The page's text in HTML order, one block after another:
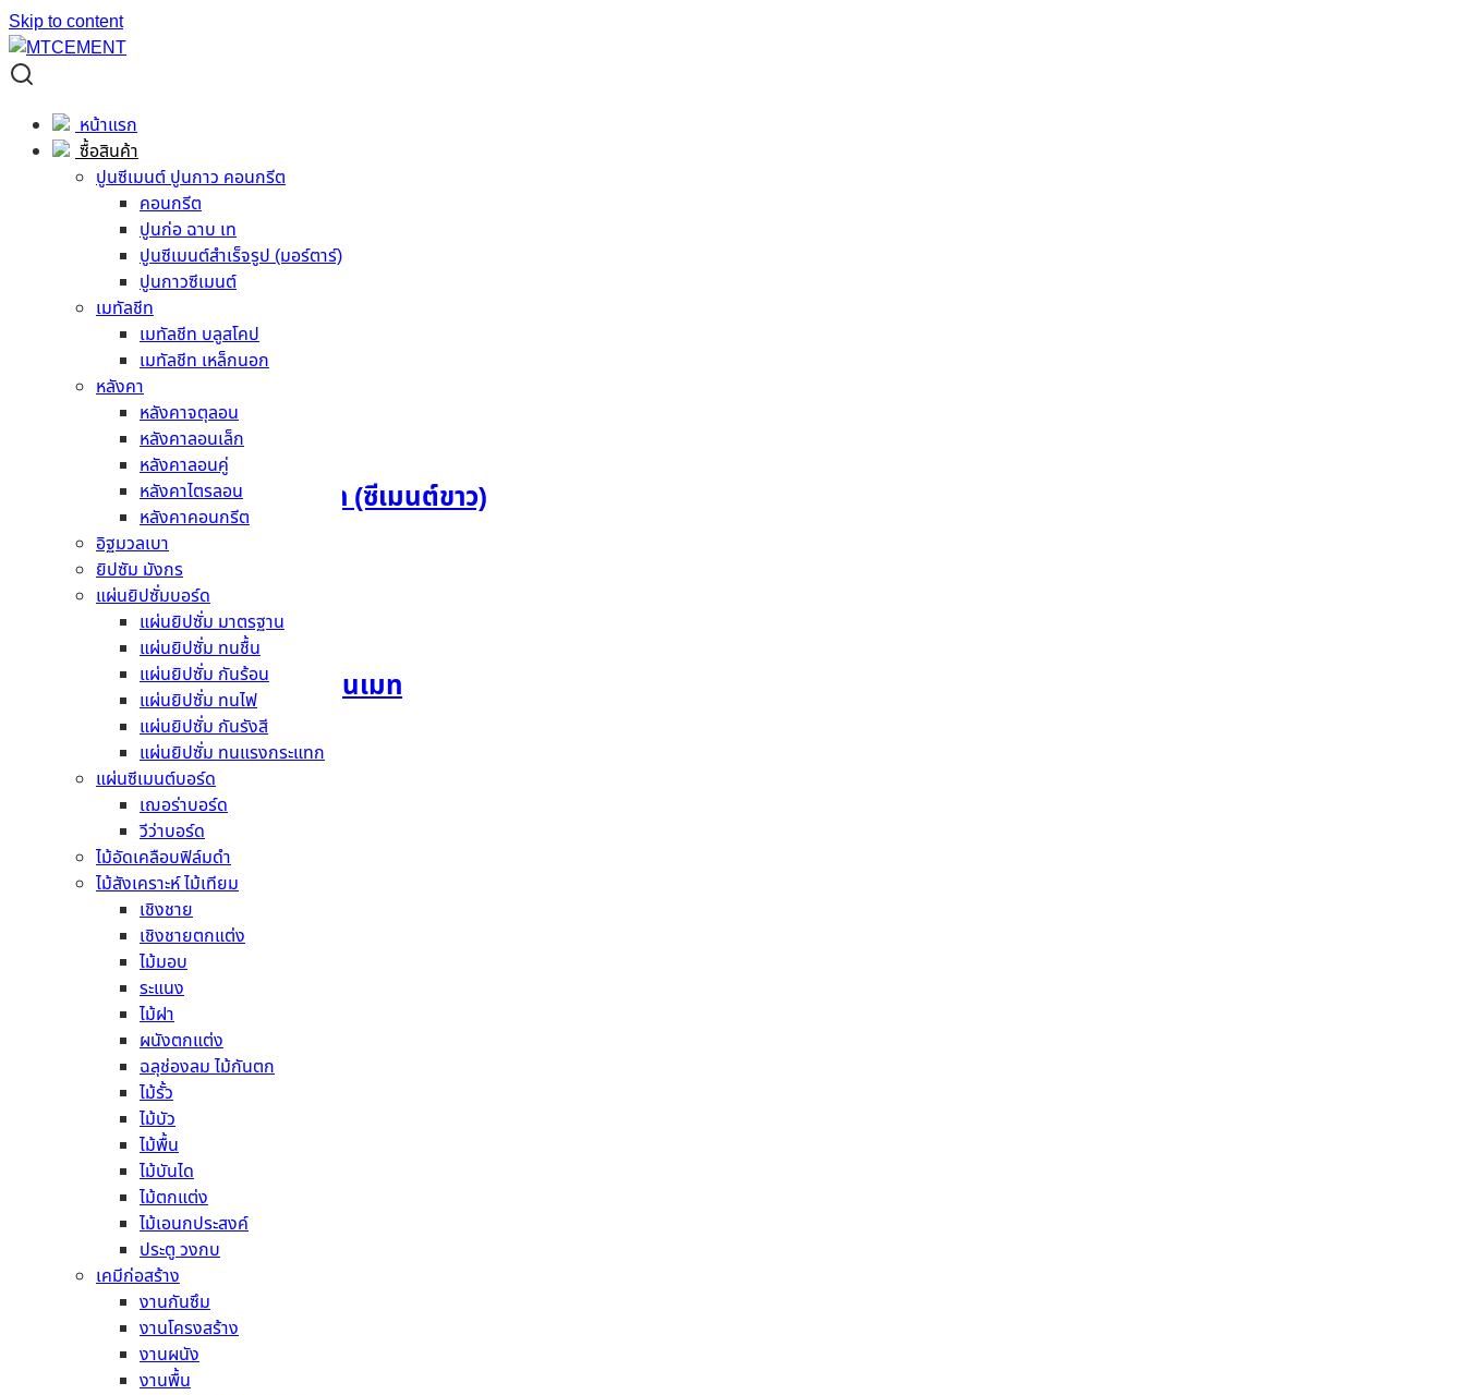
Skip to content
หน้าแรก
ซื้อสินค้า
ปูนซีเมนต์ ปูนกาว คอนกรีต
คอนกรีต
ปูนก่อ ฉาบ เท
ปูนซีเมนต์สำเร็จรูป (มอร์ตาร์)
ปูนกาวซีเมนต์
เมทัลชีท
เมทัลชีท บลูสโคป
เมทัลชีท เหล็กนอก
หลังคา
หลังคาจตุลอน
หลังคาลอนเล็ก
หลังคาลอนคู่
หลังคาไตรลอน
หลังคาคอนกรีต
อิฐมวลเบา
ยิปซัม มังกร
แผ่นยิปซั่มบอร์ด
แผ่นยิปซั่ม มาตรฐาน
แผ่นยิปซั่ม ทนชื้น
แผ่นยิปซั่ม กันร้อน
แผ่นยิปซั่ม ทนไฟ
แผ่นยิปซั่ม กันรังสี
แผ่นยิปซั่ม ทนแรงกระแทก
แผ่นซีเมนต์บอร์ด
เฌอร่าบอร์ด
วีว่าบอร์ด
ไม้อัดเคลือบฟิล์มดำ
ไม้สังเคราะห์ ไม้เทียม
เชิงชาย
เชิงชายตกแต่ง
ไม้มอบ
ระแนง
ไม้ฝา
ผนังตกแต่ง
ฉลุช่องลม ไม้กันตก
ไม้รั้ว
ไม้บัว
ไม้พื้น
ไม้บันได
ไม้ตกแต่ง
ไม้เอนกประสงค์
ประตู วงกบ
เคมีก่อสร้าง
งานกันซึม
งานโครงสร้าง
งานผนัง
งานพื้น
Shop
Shop
Showing 25–36 of 382 results
กาวซีเมนต์ จระเข้ฟ้า
กาวซีเมนต์ จระเข้สโตนเมท (ซีเมนต์ขาว)
อ่านเพิ่ม
กาวซีเมนต์ จระเข้เกรย์สโตนเมท
กาวซีเมนต์ จระเข้เขียว
กาวซีเมนต์ จระเข้เงิน
กาวซีเมนต์ จระเข้เหลือง